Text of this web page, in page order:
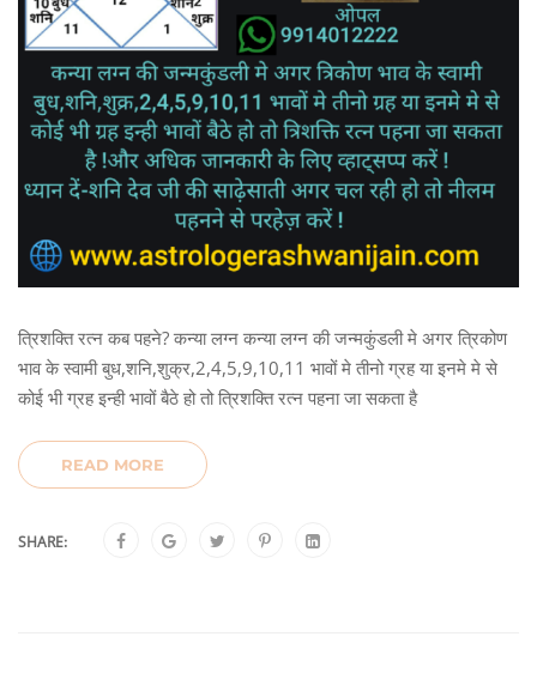
त्रिशक्ति रत्न कब पहने? कन्या लग्न कन्या लग्न की जन्मकुंडली मे अगर त्रिकोण
भाव के स्वामी बुध,शनि,शुक्र,2,4,5,9,10,11 भावों मे तीनो ग्रह या इनमे मे से
कोई भी ग्रह इन्ही भावों बैठे हो तो त्रिशक्ति रत्न पहना जा सकता है
READ MORE
SHARE: